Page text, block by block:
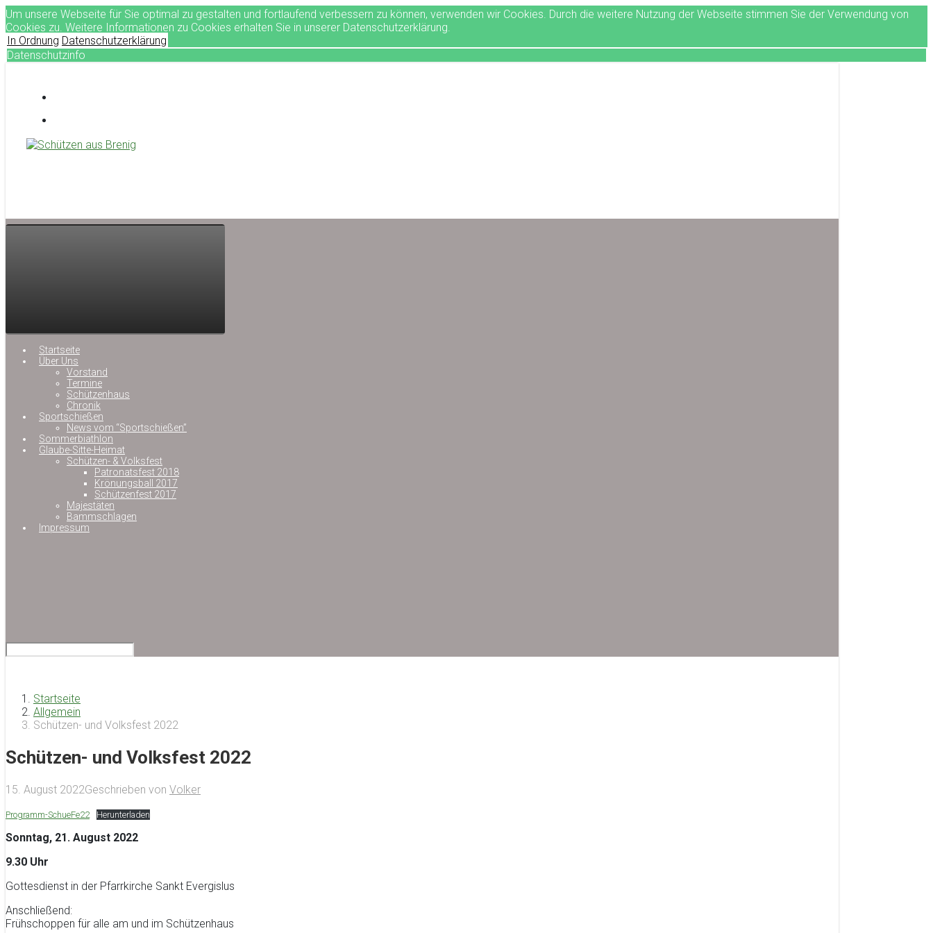
Um unsere Webseite für Sie optimal zu gestalten und fortlaufend verbessern zu können, verwenden wir Cookies. Durch die weitere Nutzung der Webseite stimmen Sie der Verwendung von
Cookies zu. Weitere Informationen zu Cookies erhalten Sie in unserer Datenschutzerklärung.
In Ordnung Datenschutzerklärung
Datenschutzinfo
springen
Startseite
Über Uns
Vorstand
Termine
Schützenhaus
Chronik
Sportschießen
News vom “Sportschießen”
Sommerbiathlon
Glaube-Sitte-Heimat
Schützen- & Volksfest
Patronatsfest 2018
Krönungsball 2017
Schützenfest 2017
Majestäten
Bammschlagen
Impressum
Startseite
Allgemein
Schützen- und Volksfest 2022
Schützen- und Volksfest 2022
15. August 2022Geschrieben von Volker
Programm-SchueFe22 Herunterladen
Sonntag, 21. August 2022
9.30 Uhr
Gottesdienst in der Pfarrkirche Sankt Evergislus
Anschließend:
Frühschoppen für alle am und im Schützenhaus